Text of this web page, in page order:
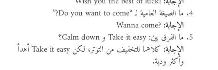
ما الصيغة العامية لـ “Do you want to come?”
الإجابة: Wanna come?
ما الفرق بين: Take it easyوCalm down؟
الإجابة: كلاهما للتخفيف من التوتر، لكن Take it easyأهدأ
وأكثر ودية.